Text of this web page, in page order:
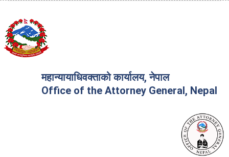
महान्यायाधिवक्ताको कार्यालय, नेपाल
Office of the Attorney General, Nepal